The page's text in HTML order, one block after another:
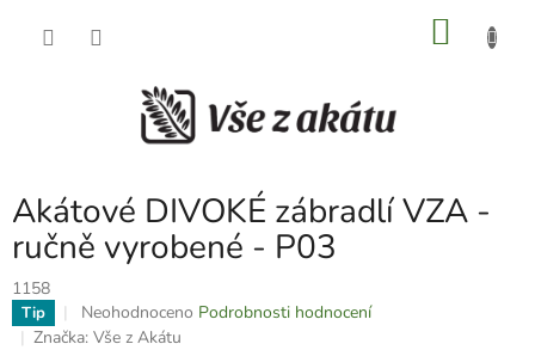
Akátové DIVOKÉ zábradlí VZA -
ručně vyrobené - P03
1158
Tip
Průměrné
hodnocení
Neohodnoceno Podrobnosti hodnocení
Značka: Vše z Akátu